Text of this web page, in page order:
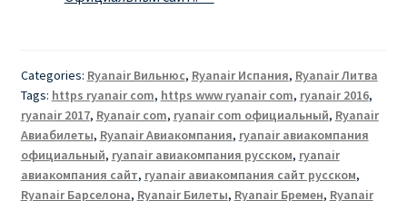
Categories: Ryanair Вильнюс, Ryanair Испания, Ryanair Литва
Tags: https ryanair com, https www ryanair com, ryanair 2016,
ryanair 2017, Ryanair com, ryanair com официальный, Ryanair
Авиабилеты, Ryanair Авиакомпания, ryanair авиакомпания
официальный, ryanair авиакомпания русском, ryanair
авиакомпания сайт, ryanair авиакомпания сайт русском,
Ryanair Барселона, Ryanair Билеты, Ryanair Бремен, Ryanair